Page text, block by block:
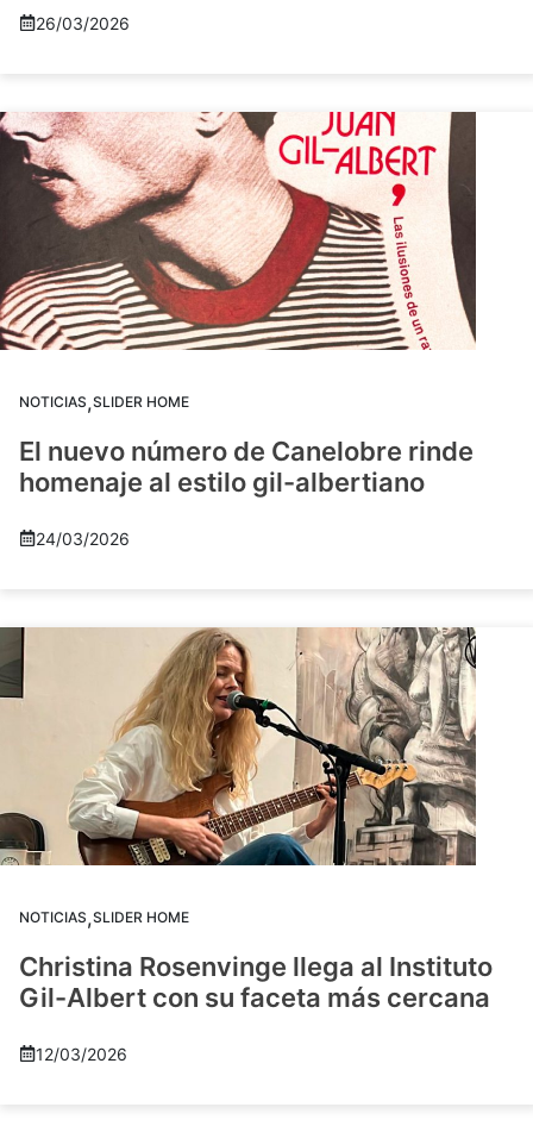
26/03/2026
NOTICIAS,SLIDER HOME
El nuevo número de Canelobre rinde
homenaje al estilo gil-albertiano
24/03/2026
NOTICIAS,SLIDER HOME
Christina Rosenvinge llega al Instituto
Gil-Albert con su faceta más cercana
12/03/2026